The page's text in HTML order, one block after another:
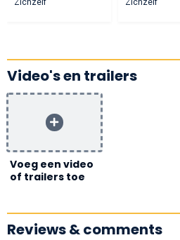
Zichzelf Zichzelf
Video's en trailers
Voeg een video
of trailers toe
Reviews & comments